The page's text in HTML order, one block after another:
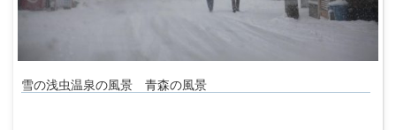
雪の浅虫温泉の風景 青森の風景